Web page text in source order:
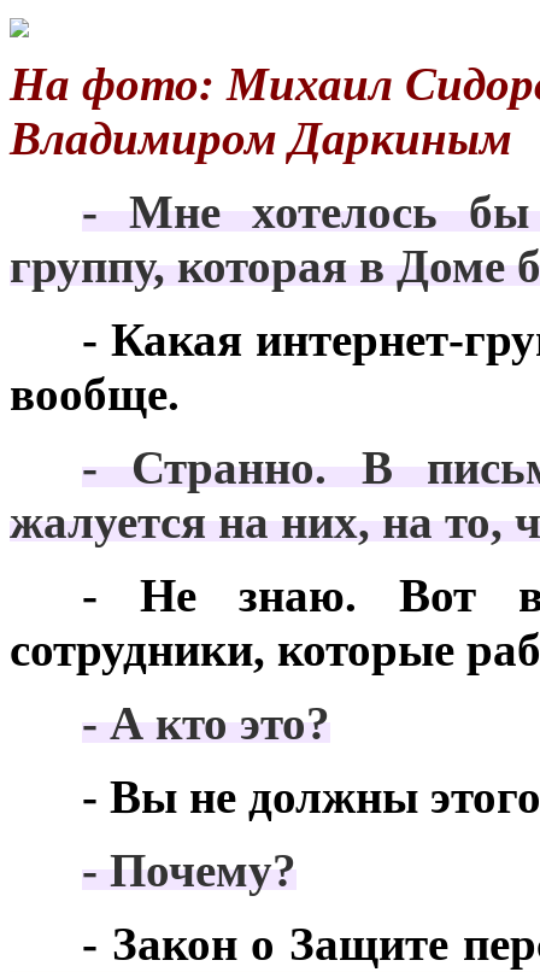
На фото: Михаил
Владимиром Даркиным
- Мне хотелось бы
группу, которая в Доме
- Какая интернет-
вообще.
- Странно. В
жалуется на них, на то,
- Не знаю. Вот в
сотрудники, которые
- А кто это?
- Вы не должны
- Почему?
- Закон о Защите